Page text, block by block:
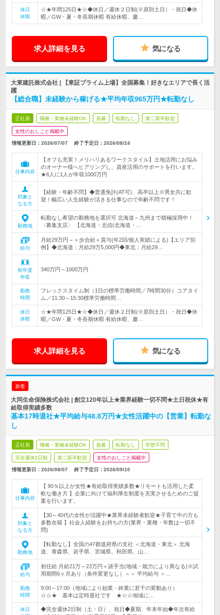
休日
休暇
☆★年間125日★☆◆休日／週休２日制(※原則土日）・祝日◆休
暇／GW・夏・冬長期休暇 有給休暇、慶…
求人詳細を見る 気になる
大東建託株式会社 | 【東証プライム上場】全国募集！好きなエリアで長く活
躍
【総合職】未経験から稼げる★平均年収965万円★転勤なし
正社員 職種・業種未経験OK 急募 転勤なし 第二新卒歓迎
女性のおしごと掲載中
情報更新日：2026/07/07 終了予定日： 2026/08/24
仕事内容
【オフも充実！メリハリあるワークスタイル】土地活用にお悩み
のオーナー様へヒアリングし、資産活用のサポートを行います。
★6人に1人が年収1000万円
対象と
なる方
【経験・年齢不問】◆普通免許(AT可)、高卒以上※男女共に歓
迎！幅広い人生経験が活きる仕事なので年齢不問です！
勤務地
転勤なし希望の勤務地を選択可 北海道～九州まで積極採用中！
〈募集支店〉 【北海道・北信(北海道・…
給与
月給29万円～＋歩合給＋賞与(年2回/個人実績による)【エリア別
例】◆北海道：月給29万5,000円◆東北：月給29…
初年度
年収
340万円～1000万円
勤務
時間
フレックスタイム制（1日の標準労働時間／7時間30分）コアタイ
ム／11:30～15:30標準労働時間…
休日
休暇
☆★年間125日★☆◆休日／週休２日制(※原則土日）・祝日◆休
暇／GW・夏・冬長期休暇 有給休暇、慶…
求人詳細を見る 気になる
新着
大同生命保険株式会社 | 創立120年以上★業界経験一切不問★土日祝休★有
給取得実績多数
基本17時退社★平均給与48.8万円★女性活躍中の【営業】転勤な
し
正社員 職種・業種未経験OK 急募 転勤なし 学歴不問
完全週休2日制 第二新卒歓迎 女性のおしごと掲載中
情報更新日：2026/08/07 終了予定日： 2026/09/10
仕事内容
【 90％以上が女性★有給取得実績多数★リモートも活用した柔
軟な働き方 】企業に向けて福利厚生制度を充実させるためのご提
案を行います。
対象と
なる方
【30～40代の女性が活躍中★業界未経験者歓迎★子育て中の方も
多数在籍 】社会人経験をお持ちの方(業界・業種・年数は一切不
問)
勤務地
【転勤なし】全国の47都道府県の支社 ＜北海道・東北＞ 北海
道、青森県、岩手県、宮城県、秋田県、山…
給与
初任給 月給21万～23万円＋諸手当(地域・能力により異なる)※試
用期間6ヶ月あり（条件変更なし）＜＜ 平均給与 ＞…
勤務
時間
9:00～17:00（地域により始業・終業に若干の変動あり）
☆☆★ 基本は定時退社です ★☆☆地域に…
休日
◆完全週休2日制（土・日）、祝日◆夏期、年末年始◆年次有給